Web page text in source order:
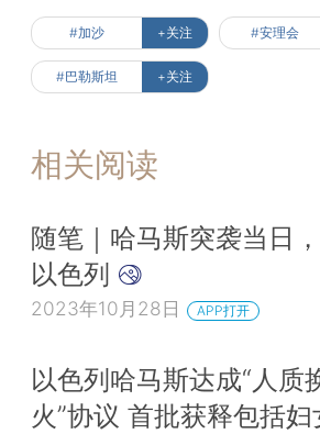
#加沙 +关注 #安理会
#巴勒斯坦 +关注
相关阅读
随笔｜哈马斯突袭当日
以色列
2023年10月28日 APP打开
以色列哈马斯达成“人质
火”协议 首批获释包括